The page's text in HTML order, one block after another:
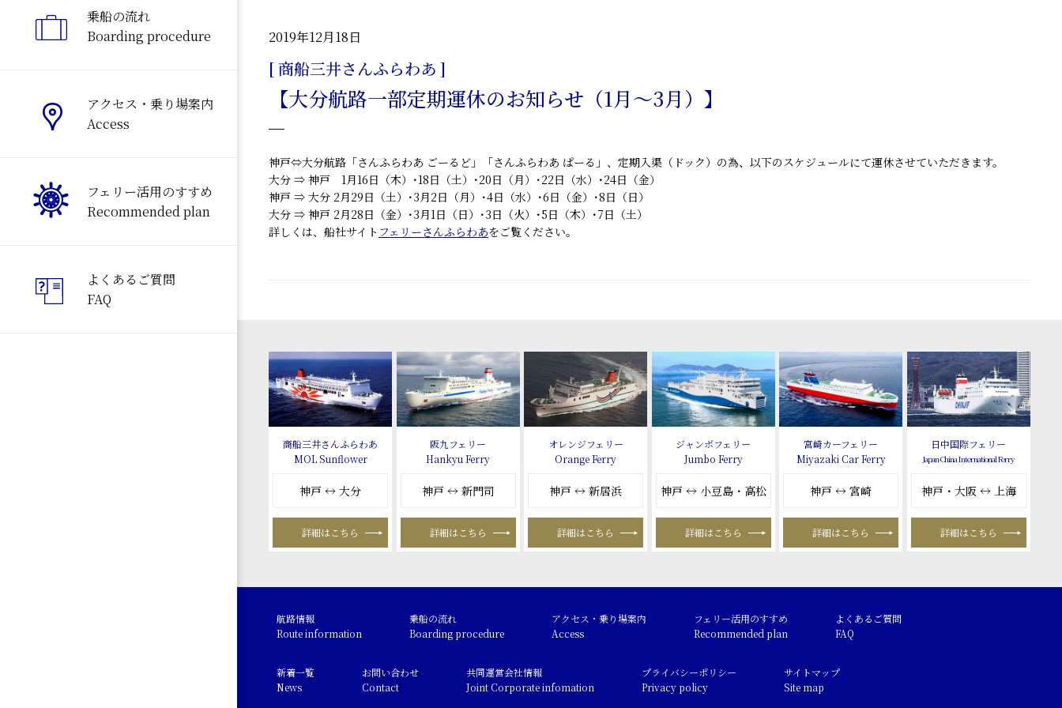
乗船の流れ
Boarding procedure
アクセス・乗り場案内
Access
フェリー活用のすすめ
Recommended plan
よくあるご質問
FAQ
2019年12月18日
[ 商船三井さんふらわあ ]
【大分航路一部定期運休のお知らせ（1月～3月）】
神戸⇔大分航路「さんふらわあ ごーるど」「さんふらわあ ぱーる」、定期入渠（ドック）の為、以下のスケジュールにて運休させていただきます。
大分 ⇒ 神戸 1月16日（木）･18日（土）･20日（月）･22日（水）･24日（金）
神戸 ⇒ 大分 2月29日（土）･3月2日（月）･4日（水）･6日（金）･8日（日）
大分 ⇒ 神戸 2月28日（金）･3月1日（日）･3日（火）･5日（木）･7日（土）
詳しくは、船社サイト フェリーさんふらわあをご覧ください。
商船三井さんふらわあ
MOL Sunflower
神戸 ↔ 大分
詳細はこちら
阪九フェリー
Hankyu Ferry
神戸 ↔ 新門司
詳細はこちら
オレンジフェリー
Orange Ferry
神戸 ↔ 新居浜
詳細はこちら
ジャンボフェリー
Jumbo Ferry
神戸 ↔ 小豆島・高松
詳細はこちら
宮崎カーフェリー
Miyazaki Car Ferry
神戸 ↔ 宮崎
詳細はこちら
日中国際フェリー
Japan-China International Ferry
神戸・大阪 ↔ 上海
詳細はこちら
航路情報
Route information
乗船の流れ
Boarding procedure
アクセス・乗り場案内
Access
フェリー活用のすすめ
Recommended plan
よくあるご質問
FAQ
新着一覧
News
お問い合わせ
Contact
共同運営会社情報
Joint Corporate infomation
プライバシーポリシー
Privacy policy
サイトマップ
Site map